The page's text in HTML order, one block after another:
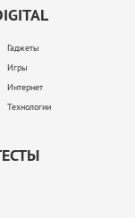
Гаджеты
Игры
Интернет
Технологии